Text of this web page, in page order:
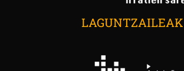
LAGUNTZAILEAK